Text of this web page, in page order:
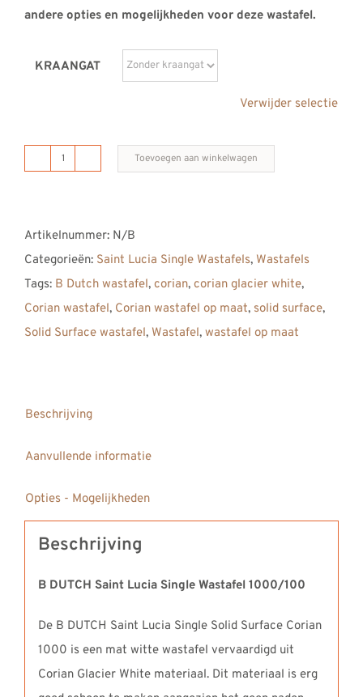
andere opties en mogelijkheden voor deze wastafel.
KRAANGAT
Verwijder selectie
B
Lucia
Single
Solid
Surface
Corian
aantal
Toevoegen aan winkelwagen
Artikelnummer: N/B
Categorieën: Saint Lucia Single Wastafels, Wastafels
Tags: B Dutch wastafel, corian, corian glacier white,
Corian wastafel, Corian wastafel op maat, solid surface,
Solid Surface wastafel, Wastafel, wastafel op maat
Beschrijving
Aanvullende informatie
Opties - Mogelijkheden
Beschrijving
B DUTCH Saint Lucia Single Wastafel 1000/100
De B DUTCH Saint Lucia Single Solid Surface Corian
1000 is een mat witte wastafel vervaardigd uit
Corian Glacier White materiaal. Dit materiaal is erg